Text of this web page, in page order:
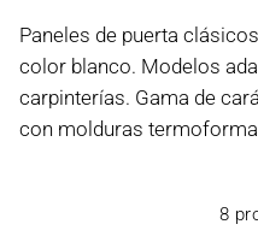
Paneles de puerta
color blanco. Modelos
carpinterías. Gama de
con molduras
8